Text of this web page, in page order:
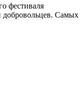
фестиваля
Самых